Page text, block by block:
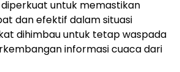
diperkuat untuk memastikan
dan efektif dalam situasi
dihimbau untuk tetap waspada
informasi cuaca dari